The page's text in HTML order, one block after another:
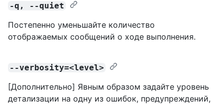
-q, --quiet
Постепенно уменьшайте количество
отображаемых сообщений о ходе выполнения.
--verbosity=<level>
[Дополнительно] Явным образом задайте уровень
детализации на одну из ошибок, предупреждений,